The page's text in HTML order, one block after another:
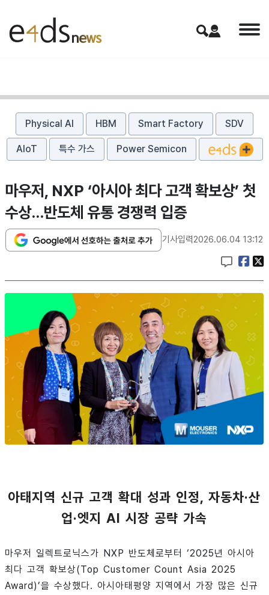
Physical AI HBM Smart Factory SDV
AIoT 특수 가스 Power Semicon
마우저, NXP ‘아시아 최다 고객 확보상’ 첫
수상…반도체 유통 경쟁력 입증
기사입력2026.06.04 13:12
아태지역 신규 고객 확대 성과 인정, 자동차·산
업·엣지 AI 시장 공략 가속
마우저 일렉트로닉스가 NXP 반도체로부터 ‘2025년 아시아
최다 고객 확보상(Top Customer Count Asia 2025
Award)’을 수상했다. 아시아태평양 지역에서 가장 많은 신규